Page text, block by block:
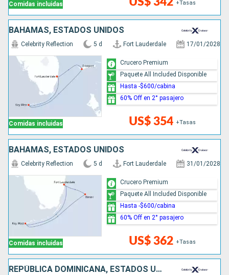
Comidas incluidas +Tasas
BAHAMAS, ESTADOS UNIDOS
Comidas incluidas
Celebrity Reflection 5 d Fort Lauderdale 17/01/2028
US$ 354 +Tasas
Crucero Premium
Paquete All Included Disponible
Hasta -$600/cabina
60% Off en 2° pasajero
BAHAMAS, ESTADOS UNIDOS
Comidas incluidas
Celebrity Reflection 5 d Fort Lauderdale 31/01/2028
US$ 362 +Tasas
Crucero Premium
Paquete All Included Disponible
Hasta -$600/cabina
60% Off en 2° pasajero
REPÚBLICA DOMINICANA, ESTADOS UNIDOS